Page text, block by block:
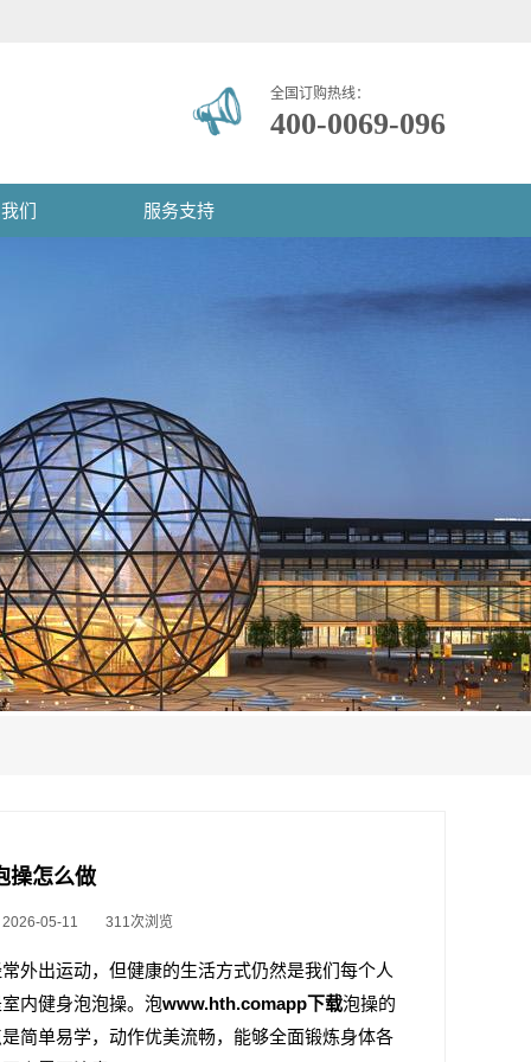
全国订购热线：
400-0069-096
们 服务支持
操怎么做
05-11 311次浏览
外出运动，但健康的生活方式仍然是我们每个人
内健身泡泡操。泡www.hth.comapp下载泡操的
简单易学，动作优美流畅，能够全面锻炼身体各